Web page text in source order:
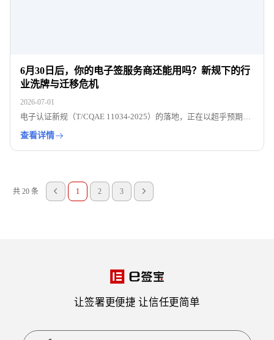
6月30日后，你的电子签服务商还能用吗？新规下的行
业洗牌与迁移危机
2026-07-01
电子认证新规（T/CQAE 11034-2025）的落地，正在以超乎预期的
速度重塑行业格局。根据新规要求，“CA直验、CA直签、意愿留
证、私钥直管”四条红线无任何豁免空间。
查看详情
共 20 条 1 2 3
让签署更便捷 让信任更简单